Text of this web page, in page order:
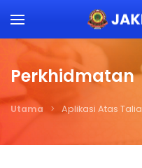
Skip to main
Perkhidmatan
Utama Aplikasi Atas